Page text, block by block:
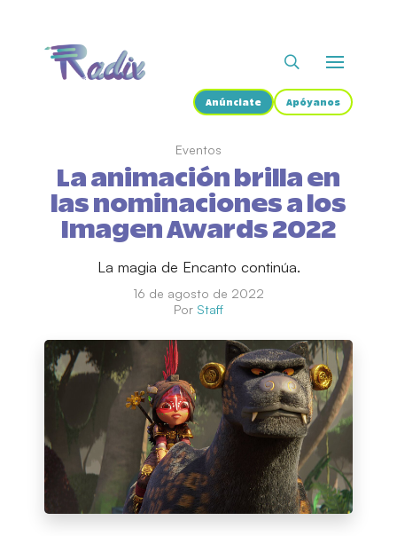
Anúnciate Apóyanos
Eventos
La animación brilla en
las nominaciones a los
Imagen Awards 2022
La magia de Encanto continúa.
16 de agosto de 2022
Por Staff